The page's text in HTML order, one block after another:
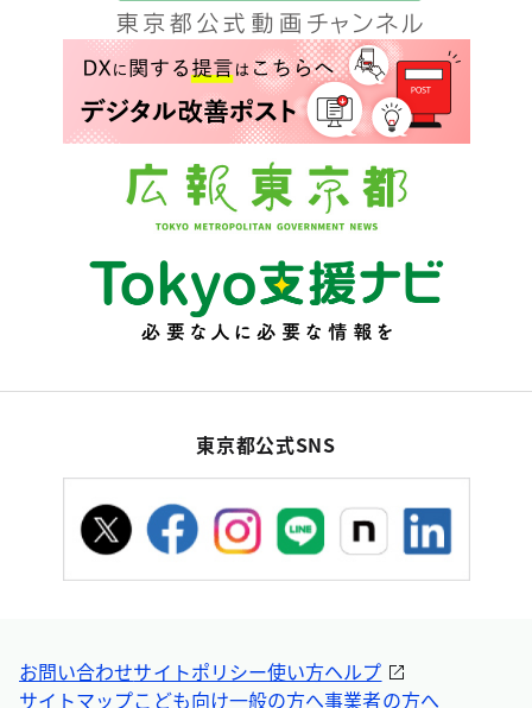
東京都公式SNS
お問い合わせサイトポリシー使い方ヘルプ
サイトマップこども向け一般の方へ事業者の方へ